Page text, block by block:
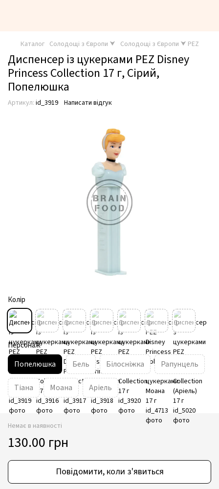
Каталог Солодощі з Європи ⮟ Солодощі з Європи ⮟ PEZ
Диспенсер із цукерками PEZ Disney
Princess Collection 17 г, Сірий,
Попелюшка
Артикул: id_3919 Написати відгук
Колір
Персонаж
Попелюшка Бель Білосніжка Рапунцель
Тіана Моана Аріель
Немає в наявності
130.00 грн
Повідомити, коли з'явиться